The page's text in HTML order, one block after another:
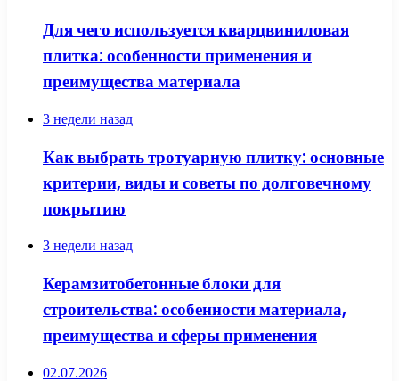
Для чего используется кварцвиниловая
плитка: особенности применения и
преимущества материала
3 недели назад
Как выбрать тротуарную плитку: основные
критерии, виды и советы по долговечному
покрытию
3 недели назад
Керамзитобетонные блоки для
строительства: особенности материала,
преимущества и сферы применения
02.07.2026